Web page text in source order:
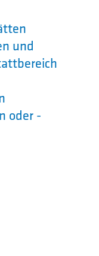
und
oder -